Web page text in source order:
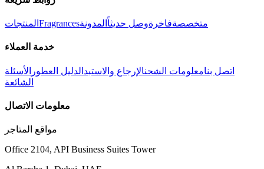
المنتجات Fragrances متخصصةفاخرةوصل حديثاً المدونة
خدمة العملاء
اتصل بنامعلومات الشحنالإرجاع والاستبدالدليل العطور الأسئلة
الشائعة
معلومات الاتصال
مواقع المتاجر
Office 2104, API Business Suites Tower